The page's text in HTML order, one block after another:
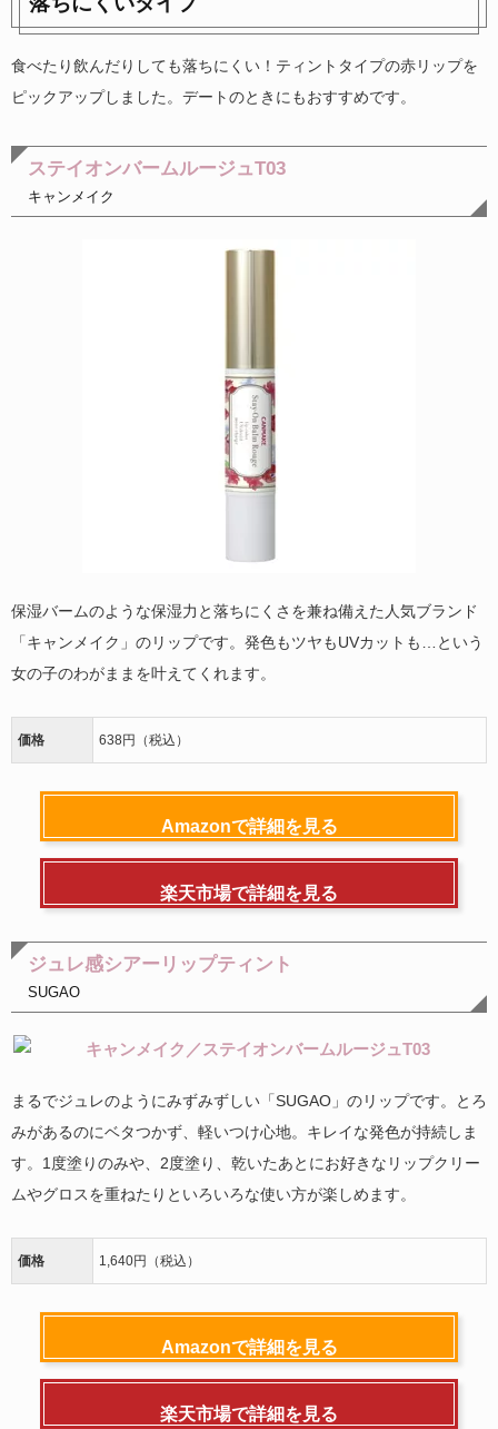
食べたり飲んだりしても落ちにくい！ティントタイプの赤リップを
ピックアップしました。デートのときにもおすすめです。
ステイオンバームルージュT03
キャンメイク
保湿バームのような保湿力と落ちにくさを兼ね備えた人気ブランド
「キャンメイク」のリップです。発色もツヤもUVカットも…という
女の子のわがままを叶えてくれます。
価格 638円（税込）
Amazonで詳細を見る
楽天市場で詳細を見る
ジュレ感シアーリップティント
SUGAO
まるでジュレのようにみずみずしい「SUGAO」のリップです。とろ
みがあるのにベタつかず、軽いつけ心地。キレイな発色が持続しま
す。1度塗りのみや、2度塗り、乾いたあとにお好きなリップクリー
ムやグロスを重ねたりといろいろな使い方が楽しめます。
価格 1,640円（税込）
Amazonで詳細を見る
楽天市場で詳細を見る